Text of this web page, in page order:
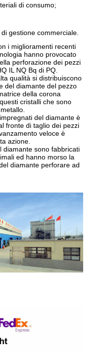
di consumo;
gestione commerciale.
i miglioramenti recenti
hanno provocato
perforazione dei pezzi
IL NQ Bq di PQ.
qualità si distribuiscono
del diamante del pezzo
della corona
cristalli che sono
del diamante è
fronte di taglio dei pezzi
veloce è
azione.
diamante sono fabbricati
ed hanno morso la
diamante perforare ad